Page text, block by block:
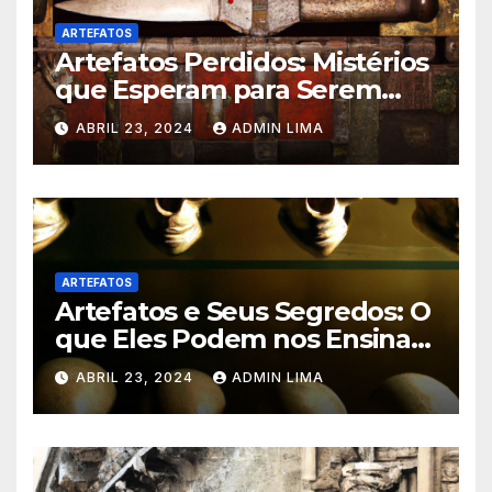
ARTEFATOS
Artefatos Perdidos: Mistérios
que Esperam para Serem
Revelados – Venha Conhecer!
ABRIL 23, 2024 ADMIN LIMA
ARTEFATOS
Artefatos e Seus Segredos: O
que Eles Podem nos Ensinar?
Descubra!
ABRIL 23, 2024 ADMIN LIMA